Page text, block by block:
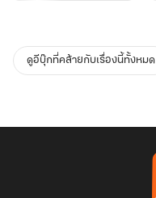
ดูอีบุ๊กที่คล้ายกับเรื่องนี้ทั้งหมด